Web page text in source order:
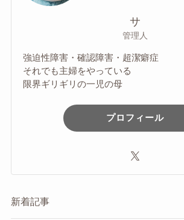
サ
管理人
強迫性障害・確認障害・超潔癖症
それでも主婦をやっている
限界ギリギリの一児の母
プロフィール
新着記事